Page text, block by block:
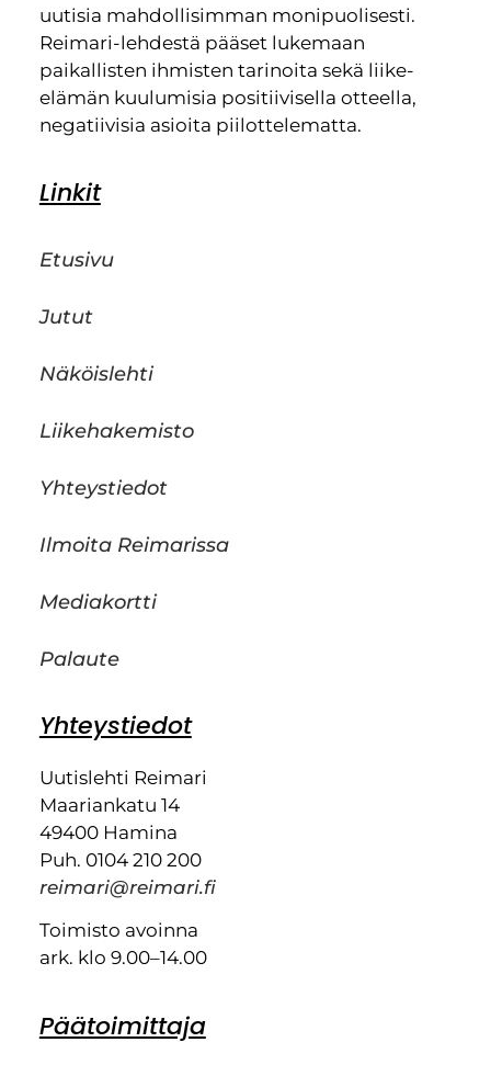
uutisia mahdollisimman monipuolisesti.
Reimari-lehdestä pääset lukemaan
paikallisten ihmisten tarinoita sekä liike-
elämän kuulumisia positiivisella otteella,
negatiivisia asioita piilottelematta.
Linkit
Etusivu
Jutut
Näköislehti
Liikehakemisto
Yhteystiedot
Ilmoita Reimarissa
Mediakortti
Palaute
Yhteystiedot
Uutislehti Reimari
Maariankatu 14
49400 Hamina
Puh. 0104 210 200
reimari@reimari.fi
Toimisto avoinna
ark. klo 9.00–14.00
Päätoimittaja